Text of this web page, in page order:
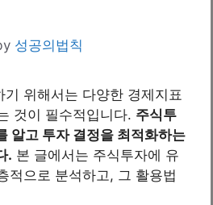
성공의법칙
기 위해서는 다양한 경제지표
것이 필수적입니다. 주식투
알고 투자 결정을 최적화하는
. 본 글에서는 주식투자에 유
적으로 분석하고, 그 활용법